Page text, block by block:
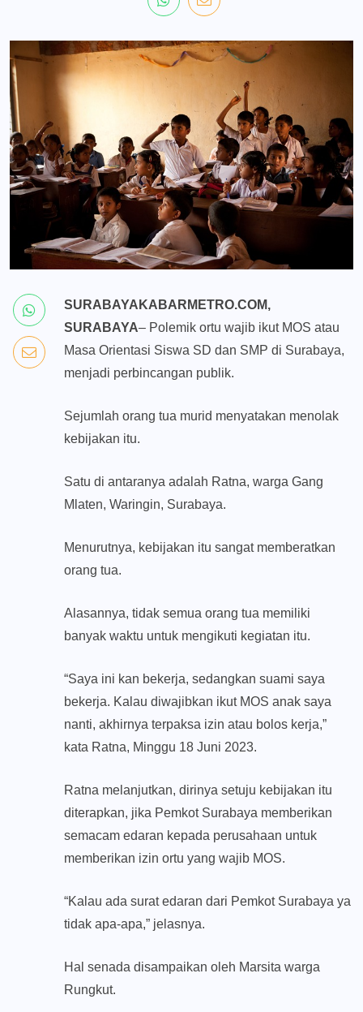
SURABAYAKABARMETRO.COM,
SURABAYA– Polemik ortu wajib ikut MOS atau
Masa Orientasi Siswa SD dan SMP di Surabaya,
menjadi perbincangan publik.
Sejumlah orang tua murid menyatakan menolak
kebijakan itu.
Satu di antaranya adalah Ratna, warga Gang
Mlaten, Waringin, Surabaya.
Menurutnya, kebijakan itu sangat memberatkan
orang tua.
Alasannya, tidak semua orang tua memiliki
banyak waktu untuk mengikuti kegiatan itu.
“Saya ini kan bekerja, sedangkan suami saya
bekerja. Kalau diwajibkan ikut MOS anak saya
nanti, akhirnya terpaksa izin atau bolos kerja,”
kata Ratna, Minggu 18 Juni 2023.
Ratna melanjutkan, dirinya setuju kebijakan itu
diterapkan, jika Pemkot Surabaya memberikan
semacam edaran kepada perusahaan untuk
memberikan izin ortu yang wajib MOS.
“Kalau ada surat edaran dari Pemkot Surabaya ya
tidak apa-apa,” jelasnya.
Hal senada disampaikan oleh Marsita warga
Rungkut.